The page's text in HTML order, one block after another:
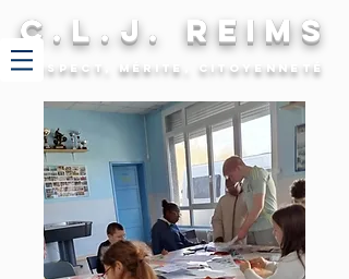
C.L.J. REIMS
Respect, mérite, citoyenneté